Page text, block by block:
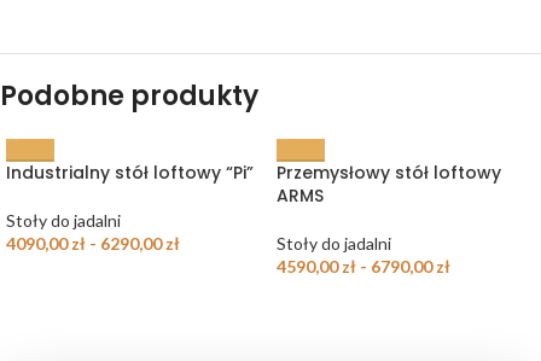
Podobne produkty
Industrialny stół loftowy “Pi”
Stoły do jadalni
4090,00zł - 6290,00zł
Przemysłowy stół loftowy
ARMS
Stoły do jadalni
4590,00zł - 6790,00zł